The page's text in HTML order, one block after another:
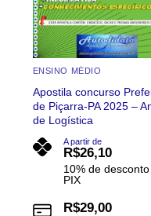
ENSINO MÉDIO
Apostila concurso
de Piçarra-PA 2025 –
de Logística
A partir de
R$26,10
10% de
PIX
R$29,00